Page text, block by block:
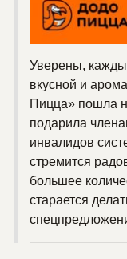
Уверены,
вкусной и
Пицца» пошла
подарила
инвалидов
стремится
большее
старается